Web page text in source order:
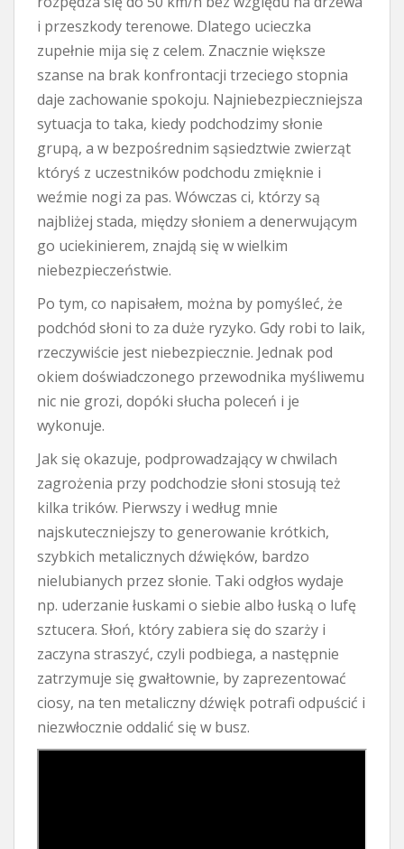
i przeszkody terenowe. Dlatego ucieczka
zupełnie mija się z celem. Znacznie większe
szanse na brak konfrontacji trzeciego stopnia
daje zachowanie spokoju. Najniebezpieczniejsza
sytuacja to taka, kiedy podchodzimy słonie
grupą, a w bezpośrednim sąsiedztwie zwierząt
któryś z uczestników podchodu zmięknie i
weźmie nogi za pas. Wówczas ci, którzy są
najbliżej stada, między słoniem a denerwującym
go uciekinierem, znajdą się w wielkim
niebezpieczeństwie.
Po tym, co napisałem, można by pomyśleć, że
podchód słoni to za duże ryzyko. Gdy robi to laik,
rzeczywiście jest niebezpiecznie. Jednak pod
okiem doświadczonego przewodnika myśliwemu
nic nie grozi, dopóki słucha poleceń i je
wykonuje.
Jak się okazuje, podprowadzający w chwilach
zagrożenia przy podchodzie słoni stosują też
kilka trików. Pierwszy i według mnie
najskuteczniejszy to generowanie krótkich,
szybkich metalicznych dźwięków, bardzo
nielubianych przez słonie. Taki odgłos wydaje
np. uderzanie łuskami o siebie albo łuską o lufę
sztucera. Słoń, który zabiera się do szarży i
zaczyna straszyć, czyli podbiega, a następnie
zatrzymuje się gwałtownie, by zaprezentować
ciosy, na ten metaliczny dźwięk potrafi odpuścić i
niezwłocznie oddalić się w busz.